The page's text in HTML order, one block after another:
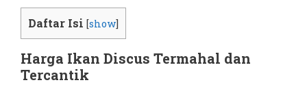
Daftar Isi [show]
Harga Ikan Discus Termahal dan
Tercantik